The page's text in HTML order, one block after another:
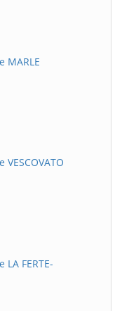
MARLE
FERTE-